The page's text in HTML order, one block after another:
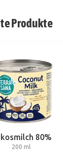
Produkte
80%
200 ml